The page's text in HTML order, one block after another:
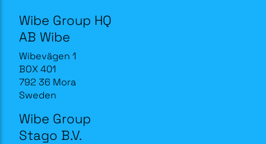
Wibe Group HQ
AB Wibe
Wibevägen 1
BOX 401
792 36 Mora
Sweden
Wibe Group
Stago B.V.